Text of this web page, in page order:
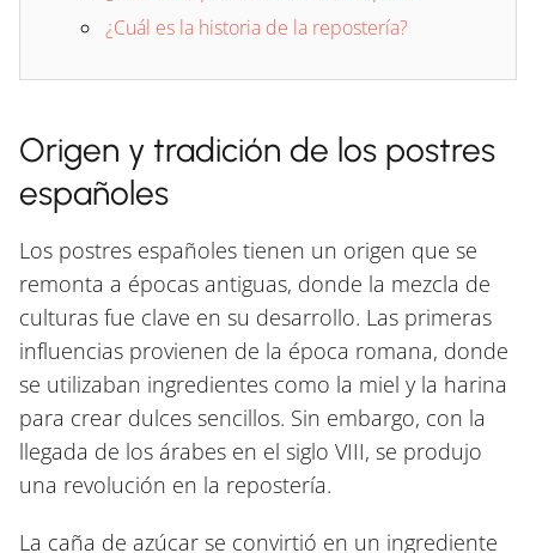
¿Cuál es la historia de la repostería?
Origen y tradición de los postres
españoles
Los postres españoles tienen un origen que se
remonta a épocas antiguas, donde la mezcla de
culturas fue clave en su desarrollo. Las primeras
influencias provienen de la época romana, donde
se utilizaban ingredientes como la miel y la harina
para crear dulces sencillos. Sin embargo, con la
llegada de los árabes en el siglo VIII, se produjo
una revolución en la repostería.
La caña de azúcar se convirtió en un ingrediente